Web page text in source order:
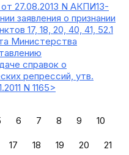
27.08.2013 N АКПИ13-
заявления о признании
17, 18, 20, 40, 41, 52.1
Министерства
справок о
репрессий, утв.
N 1165>
6 7 8 9 10
17 18 19 20 21